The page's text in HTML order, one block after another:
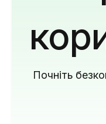
Почніть